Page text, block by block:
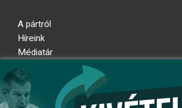
A pártról
Híreink
Médiatár
Adatkezelési nyilatkozat
Átláthatósági nyilatkozat